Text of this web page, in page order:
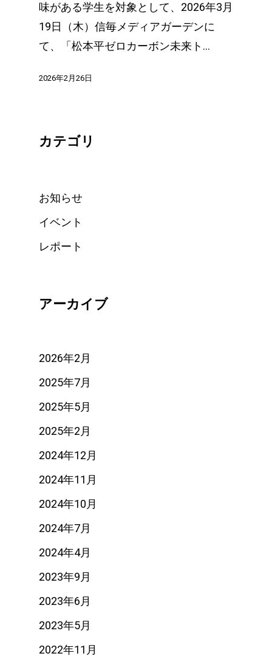
味がある学生を対象として、2026年3月
19日（木）信毎メディアガーデンに
て、「松本平ゼロカーボン未来ト…
2026年2月26日
カテゴリ
お知らせ
イベント
レポート
アーカイブ
2026年2月
2025年7月
2025年5月
2025年2月
2024年12月
2024年11月
2024年10月
2024年7月
2024年4月
2023年9月
2023年6月
2023年5月
2022年11月